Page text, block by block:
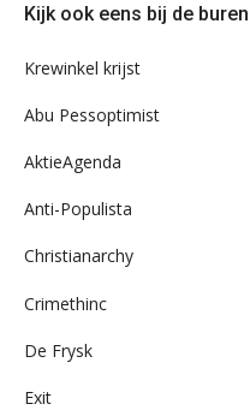
ons
Kijk ook eens bij de buren
Krewinkel krijst
Abu Pessoptimist
AktieAgenda
Anti-Populista
Christianarchy
Crimethinc
De Frysk
Exit